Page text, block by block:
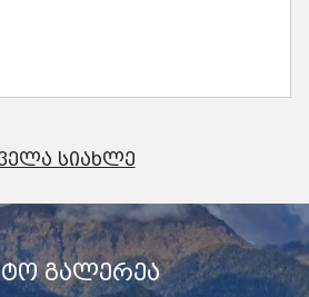
ᲡᲘᲐᲮᲚᲔ
ᲒᲐᲚᲔᲠᲔᲐ